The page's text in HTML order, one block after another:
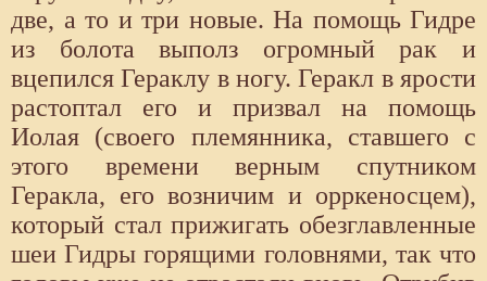
две, а то и три новые. На помощь Гидре
из болота выполз огромный рак и
вцепился Гераклу в ногу. Геракл в ярости
растоптал его и призвал на помощь
Иолая (своего племянника, ставшего с
этого времени верным спутником
Геракла, его возничим и орркеносцем),
который стал прижигать обезглавленные
шеи Гидры горящими головнями, так что